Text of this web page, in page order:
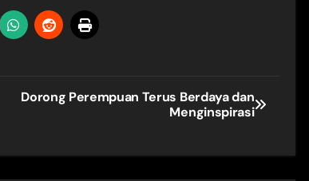
Dorong Perempuan Terus Berdaya dan
Menginspirasi